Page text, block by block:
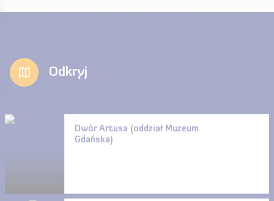
Odkryj
Dwór Artusa (oddział Muzeum
Gdańska)